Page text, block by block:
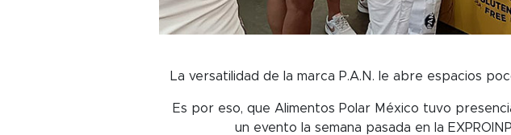
La versatilidad de la marca P.A.N. le abre espacios
Es por eso, que Alimentos Polar México tuvo
un evento la semana pasada en la